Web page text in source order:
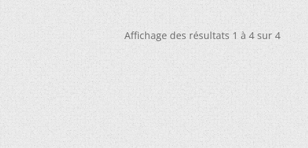
Affichage des résultats 1 à 4 sur 4